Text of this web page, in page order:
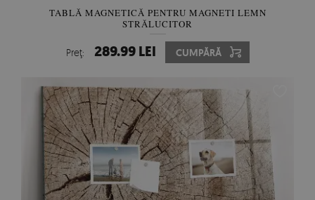
TABLĂ MAGNETICĂ PENTRU MAGNETI LEMN
STRĂLUCITOR
Preţ: 289.99 LEI CUMPĂRĂ